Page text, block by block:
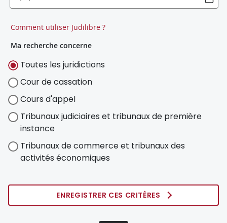
Comment utiliser Judilibre ?
Ma recherche concerne
Toutes les juridictions
Cour de cassation
Cours d'appel
Tribunaux judiciaires et tribunaux de première
instance
Tribunaux de commerce et tribunaux des
activités économiques
ENREGISTRER CES CRITÈRES